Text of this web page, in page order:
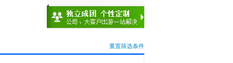
重置筛选条件